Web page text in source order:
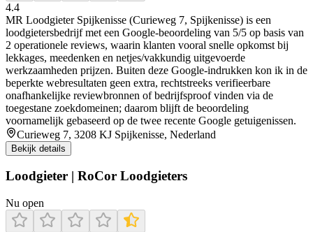
4.4
MR Loodgieter Spijkenisse (Curieweg 7, Spijkenisse) is een
loodgietersbedrijf met een Google-beoordeling van 5/5 op basis van
2 operationele reviews, waarin klanten vooral snelle opkomst bij
lekkages, meedenken en netjes/vakkundig uitgevoerde
werkzaamheden prijzen. Buiten deze Google-indrukken kon ik in de
beperkte webresultaten geen extra, rechtstreeks verifieerbare
onafhankelijke reviewbronnen of bedrijfsproof vinden via de
toegestane zoekdomeinen; daarom blijft de beoordeling
voornamelijk gebaseerd op de twee recente Google getuigenissen.
Curieweg 7, 3208 KJ Spijkenisse, Nederland
Bekijk details
Loodgieter | RoCor Loodgieters
Nu open